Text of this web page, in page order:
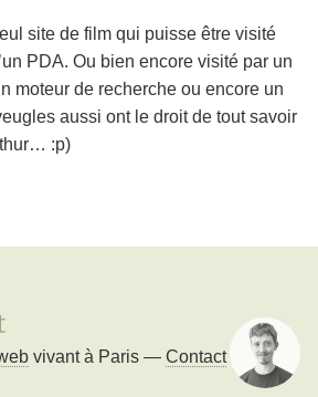
site de film qui puisse être visité
PDA. Ou bien encore visité par un
moteur de recherche ou encore un
aussi ont le droit de tout savoir
:p)
vivant à Paris — Contact